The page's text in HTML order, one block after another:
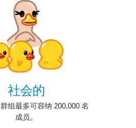
社会的
群组最多可容纳 200,000 名
成员。